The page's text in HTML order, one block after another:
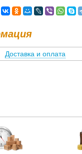
Доставка и оплата